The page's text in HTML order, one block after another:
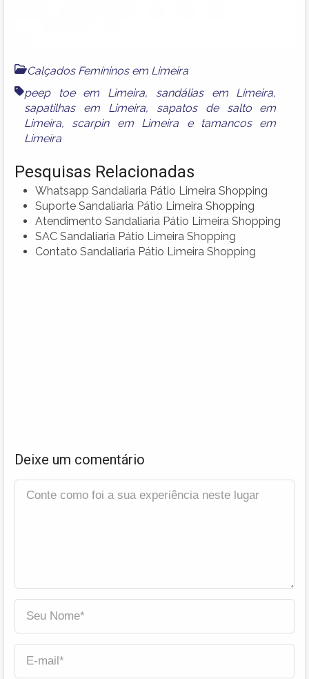
Calçados Femininos em Limeira
peep toe em Limeira, sandálias em Limeira,
sapatilhas em Limeira, sapatos de salto em
Limeira, scarpin em Limeira e
tamancos em
Limeira
Pesquisas Relacionadas
Whatsapp Sandaliaria Pátio Limeira Shopping
Suporte Sandaliaria Pátio Limeira Shopping
Atendimento Sandaliaria Pátio Limeira Shopping
SAC Sandaliaria Pátio Limeira Shopping
Contato Sandaliaria Pátio Limeira Shopping
Deixe um comentário